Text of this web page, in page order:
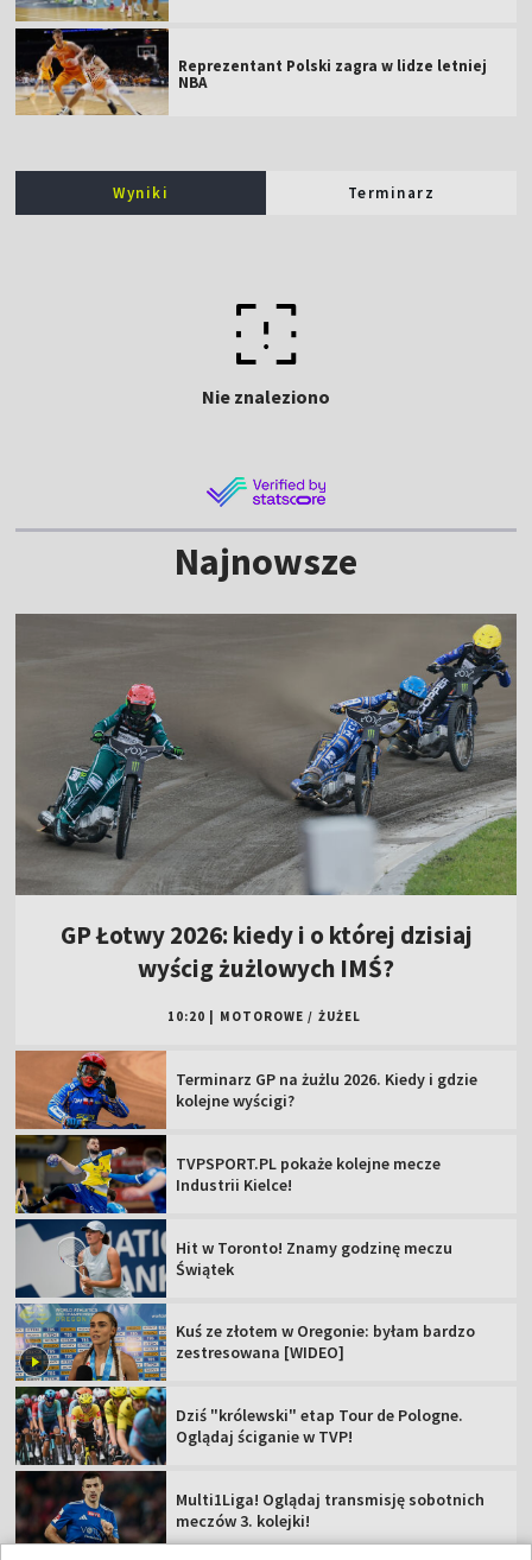
Reprezentant Polski zagra w lidze letniej
NBA
Wyniki Terminarz
Nie znaleziono
Najnowsze
GP Łotwy 2026: kiedy i o której dzisiaj
wyścig żużlowych IMŚ?
10:20 MOTOROWE / ŻUŻEL
Terminarz GP na żużlu 2026. Kiedy i gdzie
kolejne wyścigi?
TVPSPORT.PL pokaże kolejne mecze
Industrii Kielce!
Hit w Toronto! Znamy godzinę meczu
Świątek
Kuś ze złotem w Oregonie: byłam bardzo
zestresowana [WIDEO]
Dziś "królewski" etap Tour de Pologne.
Oglądaj ściganie w TVP!
Multi1Liga! Oglądaj transmisję sobotnich
meczów 3. kolejki!